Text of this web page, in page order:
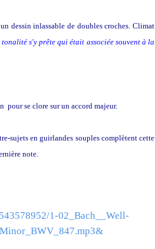
dessin inlassable de doubles croches. Climat
tonalité s'y prête qui était associée souvent à la
pour se clore sur un accord majeur.
sujets en guirlandes souples complètent cette
note.
1-02_Bach__Well-